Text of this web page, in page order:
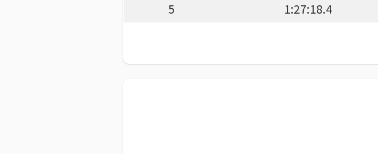
5
1:27:18.4